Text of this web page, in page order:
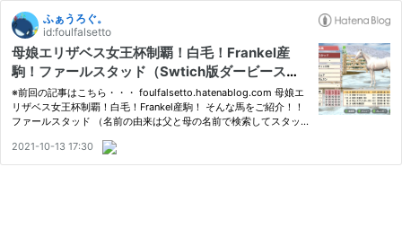
ふぁうろぐ。
id:foulfalsetto
母娘エリザベス女王杯制覇！白毛！Frankel産
駒！ファールスタッド（Swtich版ダービースタ
リオン142）
※前回の記事はこちら・・・ foulfalsetto.hatenablog.com 母娘エ
リザベス女王杯制覇！白毛！Frankel産駒！ そんな馬をご紹介！！
ファールスタッド （名前の由来は父と母の名前で検索してスタッ
ア 母はＧ１馬！ foulfalsetto.hatenablog.com 母父 ファール…
2021-10-13 17:30